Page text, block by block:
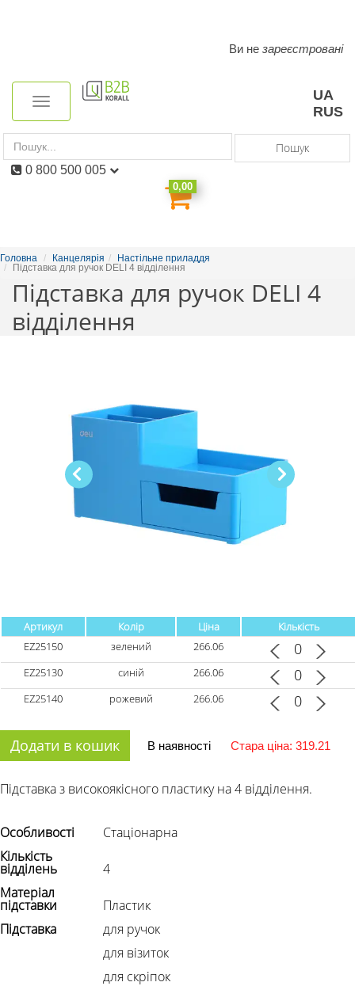
navigation
Toggle
UA
RUS
Пошук
0,00
Ви не зареєстровані
0 800 500 005
Головна Канцелярія
Настільне приладдя
Підставка для ручок DELI 4 відділення
Підставка для ручок DELI 4
відділення
Артикул Колір Ціна
Кількість
EZ25150
зелений
266.06
EZ25130
синій
266.06
EZ25140
рожевий 266.06
Додати в кошик В наявності Стара ціна: 319.21
Підставка з високоякісного пластику на 4 відділення.
Особливості
Стаціонарна
Кількість
відділень
4
Матеріал
підставки
Пластик
Підставка
для ручок
для візиток
для скріпок